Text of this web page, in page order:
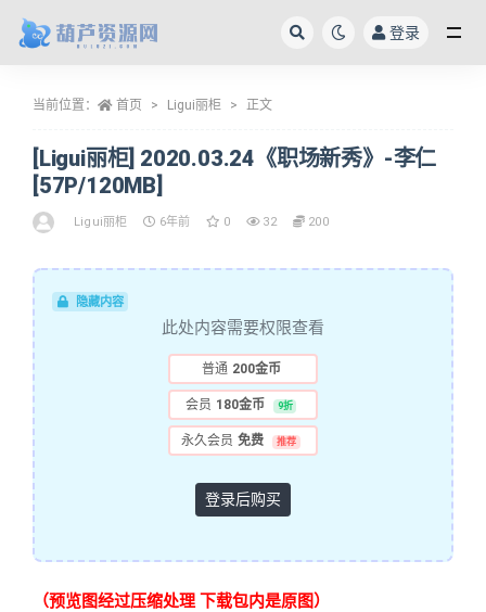
登录
当前位置： 首页 Ligui丽柜 正文
[Ligui丽柜] 2020.03.24《职场新秀》-李仁
[57P/120MB]
Ligui丽柜 6年前 0 32 200
隐藏内容
此处内容需要权限查看
普通 200金币
会员 180金币 9折
永久会员 免费 推荐
登录后购买
（预览图经过压缩处理 下载包内是原图）